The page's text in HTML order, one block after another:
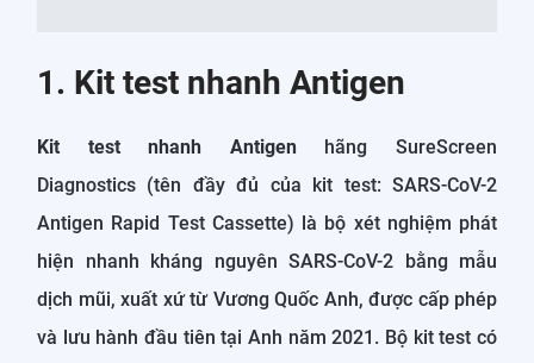
1. Kit test nhanh Antigen
Kit test nhanh Antigenhãng SureScreen
Diagnostics (tên đầy đủ của kit test: SARS-CoV-2
Antigen Rapid Test Cassette) là bộ xét nghiệm phát
hiện nhanh kháng nguyên SARS-CoV-2 bằng mẫu
dịch mũi, xuất xứ từ Vương Quốc Anh, được cấp phép
và lưu hành đầu tiên tại Anh năm 2021. Bộ kit test có